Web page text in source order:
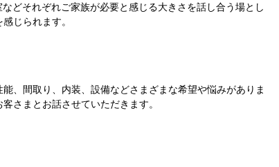
などそれぞれご家族が必要と感じる大きさを話し合う場とし
じられます。
、間取り、内装、設備などさまざまな希望や悩みがありま
さまとお話させていただきます。